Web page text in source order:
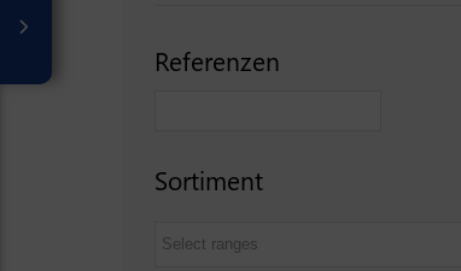
Referenzen
Sortiment